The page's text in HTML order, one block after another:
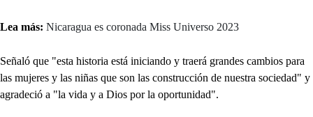
Lea más: Nicaragua es coronada Miss Universo 2023
Señaló que "esta historia está iniciando y traerá grandes cambios para
las mujeres y las niñas que son las construcción de nuestra sociedad" y
agradeció a "la vida y a Dios por la oportunidad".